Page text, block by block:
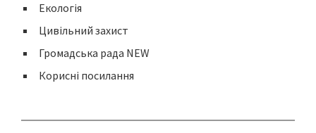
Екологія
Цивільний захист
Громадська рада NEW
Корисні посилання